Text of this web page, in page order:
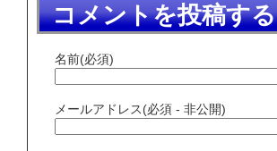
コメントを投稿する
名前(必須)
メールアドレス(必須 - 非公開)